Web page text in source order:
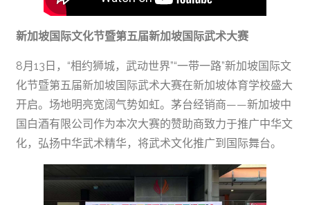
新加坡国际文化节暨第五届新加坡国际武术大赛
8月13日，“相约狮城，武动世界”“一带一路”新加坡国际文
化节暨第五届新加坡国际武术大赛在新加坡体育学校盛大
开启。场地明亮宽阔气势如虹。茅台经销商——新加坡中
国白酒有限公司作为本次大赛的赞助商致力于推广中华文
化，弘扬中华武术精华，将武术文化推广到国际舞台。